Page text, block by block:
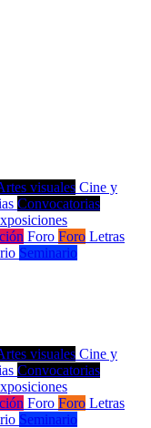
visuales Cine y
Convocatorias
Foro Foro Letras
Seminario
visuales Cine y
Convocatorias
Foro Foro Letras
Seminario